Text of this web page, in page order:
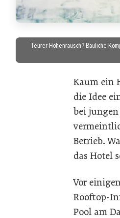
Teurer Höhenrausch? Bauliche
Kaum ein
die Idee
bei
Betrieb.
das Hotel
Vor
Rooftop-
Pool am